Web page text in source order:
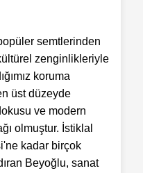
semtlerinden
zenginlikleriyle
koruma
üst düzeyde
ve modern
olmuştur. İstiklal
kadar birçok
Beyoğlu, sanat